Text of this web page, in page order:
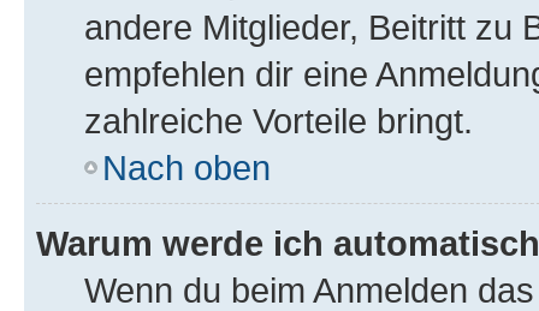
andere Mitglieder, Beitritt zu
empfehlen dir eine
zahlreiche Vorteile bringt.
Nach oben
Warum werde ich
Wenn du beim Anmelden